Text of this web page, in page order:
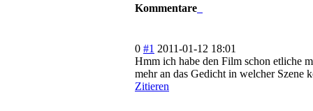
Kommentare
0 #1 2011-01-12 18:01
Hmm ich habe den Film schon etliche
mehr an das Gedicht in welcher Szene
Zitieren